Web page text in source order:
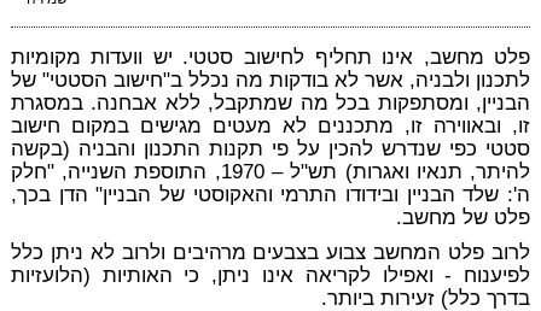
פלט מחשב, אינו תחליף לחישוב סטטי. יש וועדות מקומיות
לתכנון ולבניה, אשר לא בודקות מה נכלל ב"חישוב הסטטי" של
הבניין, ומסתפקות בכל מה שמתקבל, ללא אבחנה. במסגרת
זו, ובאווירה זו, מתכננים לא מעטים מגישים במקום חישוב
סטטי כפי שנדרש להכין על פי תקנות התכנון והבניה (בקשה
להיתר, תנאיו ואגרות) תש"ל – 1970, התוספת השנייה, "חלק
ה': שלד הבניין ובידודו התרמי והאקוסטי של הבניין" הדן בכך,
פלט של מחשב.
לרוב פלט המחשב צבוע בצבעים מרהיבים ולרוב לא ניתן כלל
לפיענוח - ואפילו לקריאה אינו ניתן, כי האותיות (הלועזיות
בדרך כלל) זעירות ביותר.